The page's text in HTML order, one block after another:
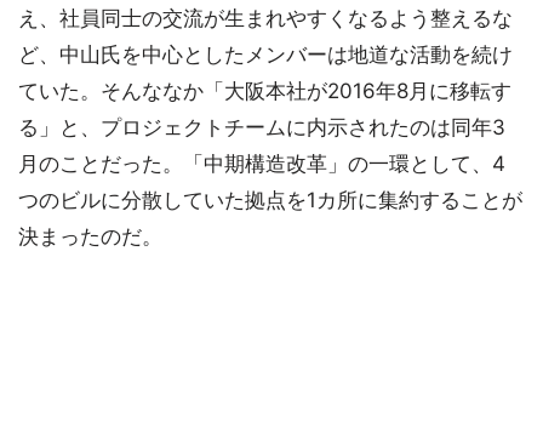
え、社員同士の交流が生まれやすくなるよう整えるな
ど、中山氏を中心としたメンバーは地道な活動を続け
ていた。そんななか「大阪本社が2016年8月に移転す
る」と、プロジェクトチームに内示されたのは同年3
月のことだった。「中期構造改革」の一環として、4
つのビルに分散していた拠点を1カ所に集約することが
決まったのだ。